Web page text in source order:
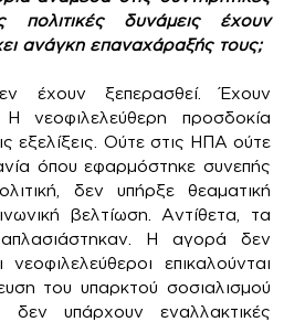
πολιτικές δυνάμεις έχουν
ανάγκη επαναχάραξής τους;
έχουν ξεπερασθεί. Έχουν
Η νεοφιλελεύθερη προσδοκία
εξελίξεις. Ούτε στις ΗΠΑ ούτε
όπου εφαρμόστηκε συνεπής
δεν υπήρξε θεαματική
βελτίωση. Αντίθετα, τα
Η αγορά δεν
νεοφιλελεύθεροι επικαλούνται
του υπαρκτού σοσιαλισμού
υπάρχουν εναλλακτικές